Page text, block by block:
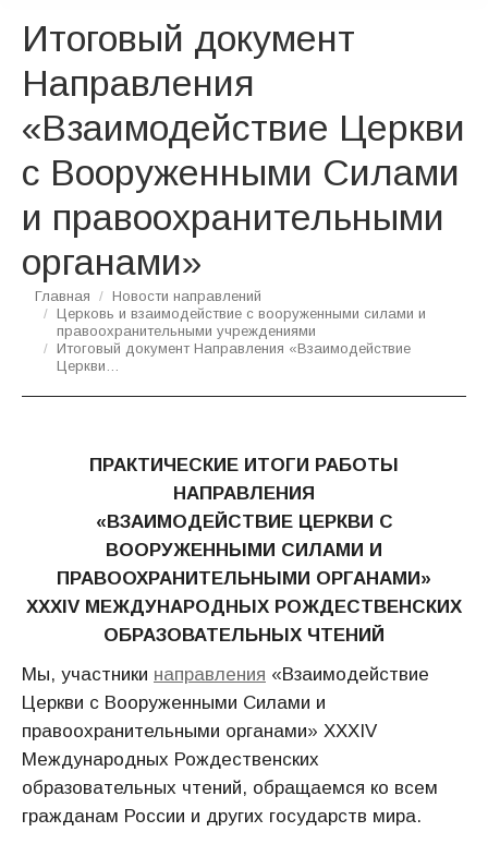
Итоговый документ
Направления
«Взаимодействие Церкви
с Вооруженными Силами
и правоохранительными
органами»
Вы здесь:
Главная
Новости направлений
Церковь и взаимодействие с вооруженными силами и
правоохранительными учреждениями
Итоговый документ Направления «Взаимодействие
Церкви…
ПРАКТИЧЕСКИЕ ИТОГИ РАБОТЫ
НАПРАВЛЕНИЯ
«ВЗАИМОДЕЙСТВИЕ ЦЕРКВИ С
ВООРУЖЕННЫМИ СИЛАМИ И
ПРАВООХРАНИТЕЛЬНЫМИ ОРГАНАМИ»
XXXIV МЕЖДУНАРОДНЫХ РОЖДЕСТВЕНСКИХ
ОБРАЗОВАТЕЛЬНЫХ ЧТЕНИЙ
Мы, участники направления «Взаимодействие
Церкви с Вооруженными Силами и
правоохранительными органами» ХХХIV
Международных Рождественских
образовательных чтений, обращаемся ко всем
гражданам России и других государств мира.